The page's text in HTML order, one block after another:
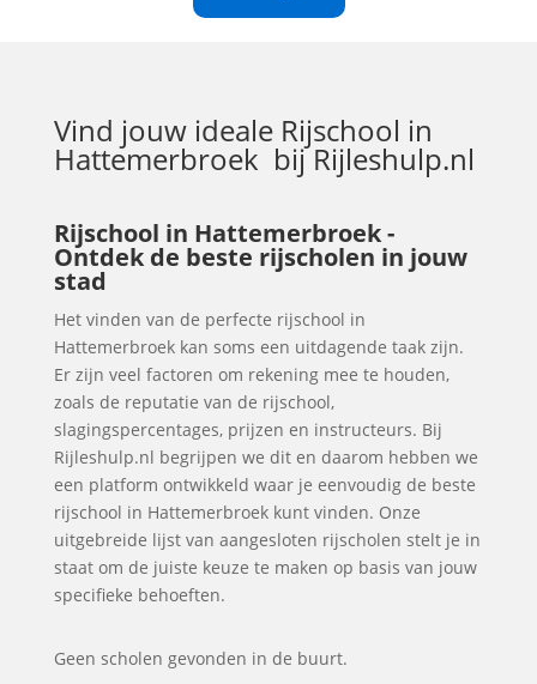
Vind jouw ideale Rijschool in
Hattemerbroek bij Rijleshulp.nl
Rijschool in Hattemerbroek -
Ontdek de beste rijscholen in jouw
stad
Het vinden van de perfecte rijschool in
Hattemerbroek kan soms een uitdagende taak zijn.
Er zijn veel factoren om rekening mee te houden,
zoals de reputatie van de rijschool,
slagingspercentages, prijzen en instructeurs. Bij
Rijleshulp.nl begrijpen we dit en daarom hebben we
een platform ontwikkeld waar je eenvoudig de beste
rijschool in Hattemerbroek kunt vinden. Onze
uitgebreide lijst van aangesloten rijscholen stelt je in
staat om de juiste keuze te maken op basis van jouw
specifieke behoeften.
Geen scholen gevonden in de buurt.